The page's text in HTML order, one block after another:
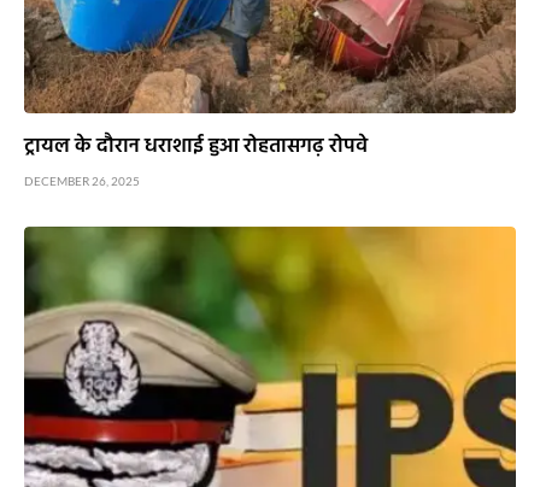
ट्रायल के दौरान धराशाई हुआ रोहतासगढ़ रोपवे
DECEMBER 26, 2025